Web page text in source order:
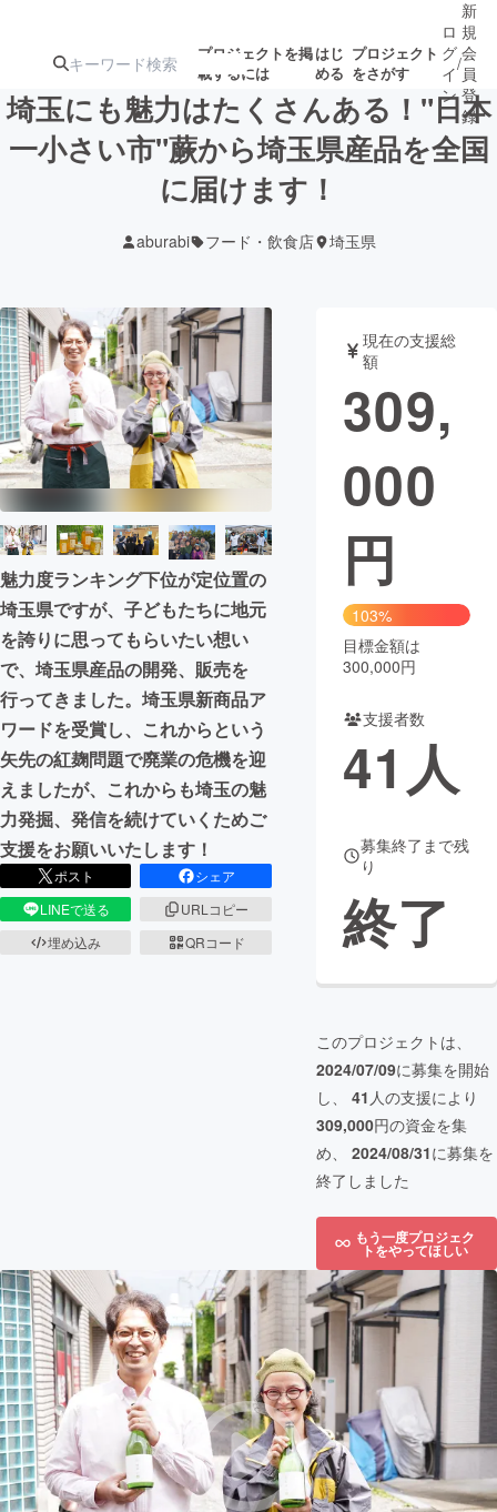
プロジェクトを掲
載するには
はじ
める
プロジェクト
をさがす
注目の新着プロ募集終了が近いプ
ロジェクト
テクノロジー・ガジェット
映像・映画 書籍・雑誌
ビジネス・起業 チャレンジ
まちづくり・地域活性化
CAMPFIRE for Social Good
CAMPFIRE Creation
CAMPFIREふるさと納税
コミュニティ
ロ
グ
イ
ン
/
新
規
会
員
登
録
埼玉にも魅力はたくさんある！"日本
一小さい市"蕨から埼玉県産品を全国
に届けます！
aburabi フード・飲食店 埼玉県
魅力度ランキング下位が定位置の
埼玉県ですが、子どもたちに地元
を誇りに思ってもらいたい想い
で、埼玉県産品の開発、販売を
行ってきました。埼玉県新商品ア
ワードを受賞し、これからという
矢先の紅麹問題で廃業の危機を迎
えましたが、これからも埼玉の魅
力発掘、発信を続けていくためご
支援をお願いいたします！
ポスト
シェア
LINEで送る
URLコピー
埋め込み
QRコード
現在の支援総
額
309,
000
円
103%
目標金額は
300,000円
支援者数
41 人
募集終了まで残
り
終了
このプロジェクトは、
2024/07/09に募集を開始
し、 41 人の支援により
309,000円の資金を集
め、 2024/08/31に募集を
終了しました
もう一度プロジェク
トをやってほしい